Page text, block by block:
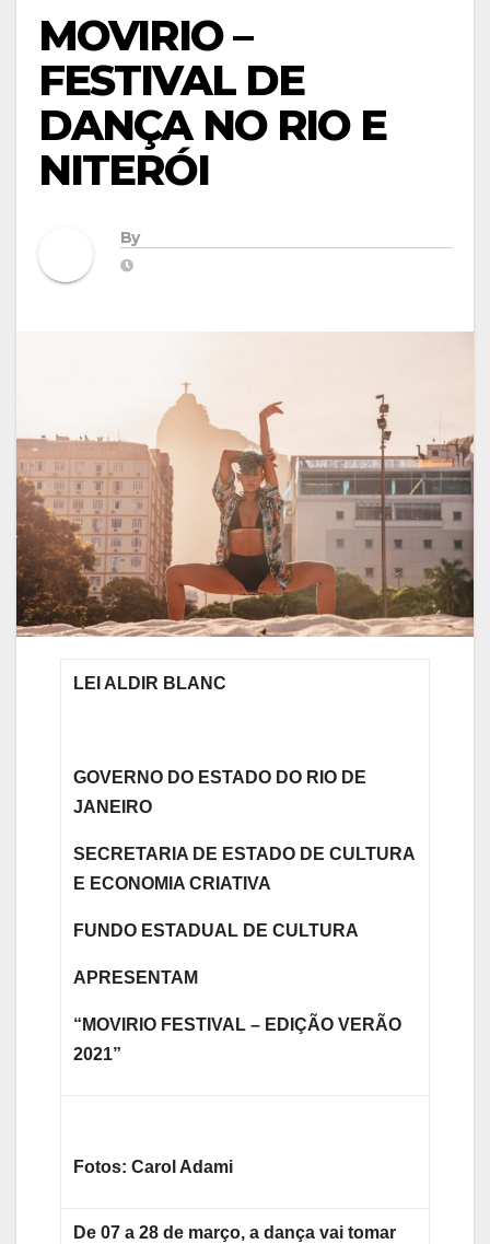
MOVIRIO –
FESTIVAL DE
DANÇA NO RIO E
NITERÓI
By
LEI ALDIR BLANC
GOVERNO DO ESTADO DO RIO DE
JANEIRO
SECRETARIA DE ESTADO DE CULTURA
E ECONOMIA CRIATIVA
FUNDO ESTADUAL DE CULTURA
APRESENTAM
“MOVIRIO FESTIVAL – EDIÇÃO VERÃO
2021”
Fotos: Carol Adami
De 07 a 28 de março, a dança vai tomar